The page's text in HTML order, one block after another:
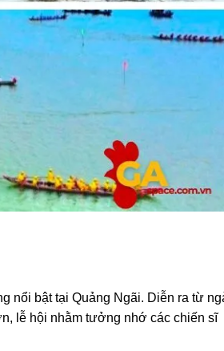
nổi bật tại Quảng Ngãi. Diễn ra từ
lễ hội nhằm tưởng nhớ các chiến sĩ